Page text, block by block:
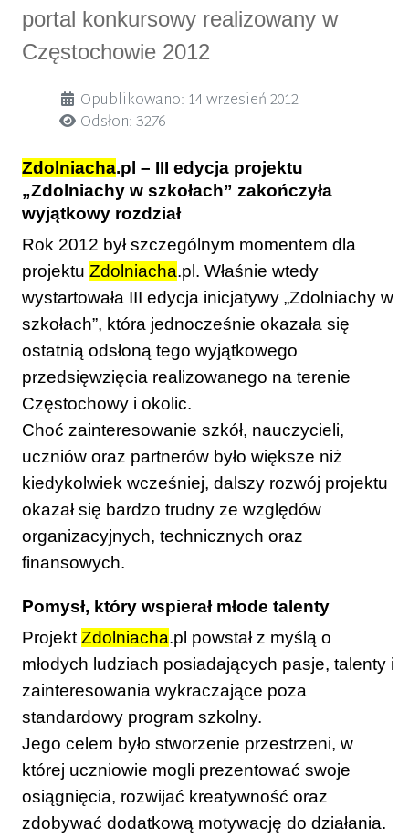
portal konkursowy realizowany w
Częstochowie 2012
SzczegółyOpublikowano: 14 wrzesień 2012
Odsłon: 3276
Zdolniacha.pl – III edycja projektu
„Zdolniachy w szkołach” zakończyła
wyjątkowy rozdział
Rok 2012 był szczególnym momentem dla
projektu Zdolniacha.pl. Właśnie wtedy
wystartowała III edycja inicjatywy „Zdolniachy w
szkołach”, która jednocześnie okazała się
ostatnią odsłoną tego wyjątkowego
przedsięwzięcia realizowanego na terenie
Częstochowy i okolic.
Choć zainteresowanie szkół, nauczycieli,
uczniów oraz partnerów było większe niż
kiedykolwiek wcześniej, dalszy rozwój projektu
okazał się bardzo trudny ze względów
organizacyjnych, technicznych oraz
finansowych.
Pomysł, który wspierał młode talenty
ProjektZdolniacha.pl powstał z myślą o
młodych ludziach posiadających pasje, talenty i
zainteresowania wykraczające poza
standardowy program szkolny.
Jego celem było stworzenie przestrzeni, w
której uczniowie mogli prezentować swoje
osiągnięcia, rozwijać kreatywność oraz
zdobywać dodatkową motywację do działania.